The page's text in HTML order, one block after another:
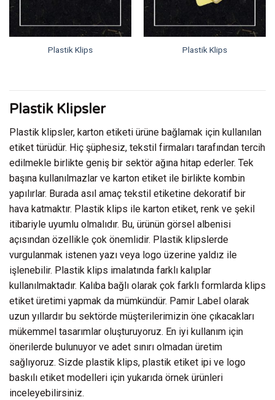
Plastik Klips Plastik Klips
Plastik Klipsler
Plastik klipsler, karton etiketi ürüne bağlamak için kullanılan
etiket türüdür. Hiç şüphesiz, tekstil firmaları tarafından tercih
edilmekle birlikte geniş bir sektör ağına hitap ederler. Tek
başına kullanılmazlar ve karton etiket ile birlikte kombin
yapılırlar. Burada asıl amaç tekstil etiketine dekoratif bir
hava katmaktır. Plastik klips ile karton etiket, renk ve şekil
itibariyle uyumlu olmalıdır. Bu, ürünün görsel albenisi
açısından özellikle çok önemlidir. Plastik klipslerde
vurgulanmak istenen yazı veya logo üzerine yaldız ile
işlenebilir. Plastik klips imalatında farklı kalıplar
kullanılmaktadır. Kalıba bağlı olarak çok farklı formlarda klips
etiket üretimi yapmak da mümkündür. Pamir Label olarak
uzun yıllardır bu sektörde müşterilerimizin öne çıkacakları
mükemmel tasarımlar oluşturuyoruz. En iyi kullanım için
önerilerde bulunuyor ve adet sınırı olmadan üretim
sağlıyoruz. Sizde plastik klips, plastik etiket ipi ve logo
baskılı etiket modelleri için yukarıda örnek ürünleri
inceleyebilirsiniz.